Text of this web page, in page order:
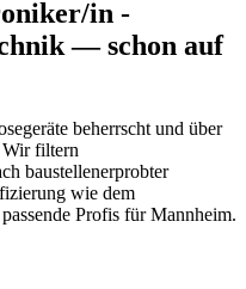
in -
— schon auf
beherrscht und über
filtern
baustellenerprobter
wie dem
Profis für Mannheim.